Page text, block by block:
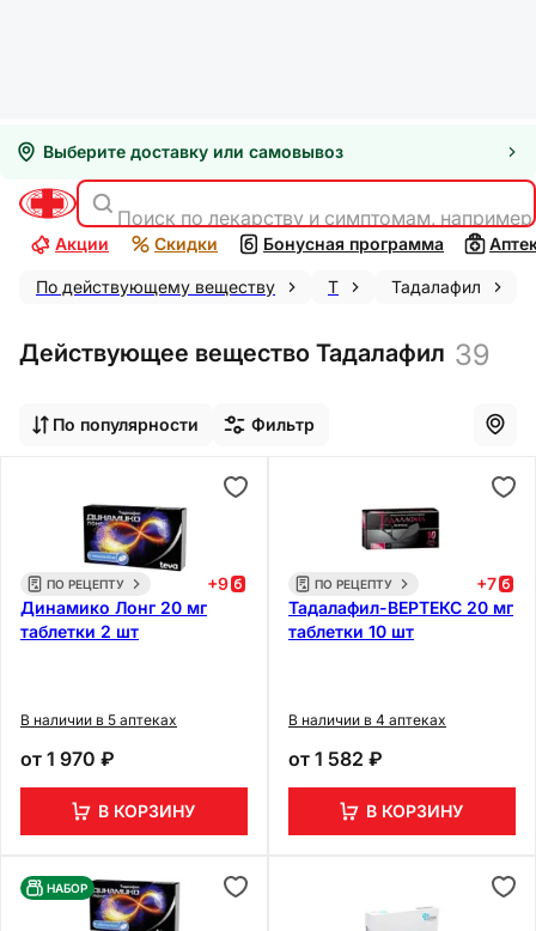
Выберите доставку или самовывоз
Поиск по лекарству и симптомам,
Акции Скидки Бонусная программа
По действующему веществу Т Тадалафил
Действующее вещество Тадалафил 39
По популярности Фильтр
ПО РЕЦЕПТУ +9
Динамико Лонг 20 мг
таблетки 2 шт
В наличии в 5 аптеках
от 1 970 ₽
В КОРЗИНУ
ПО РЕЦЕПТУ +7
Тадалафил-ВЕРТЕКС 20 мг
таблетки 10 шт
В наличии в 4 аптеках
от 1 582 ₽
В КОРЗИНУ
НАБОР